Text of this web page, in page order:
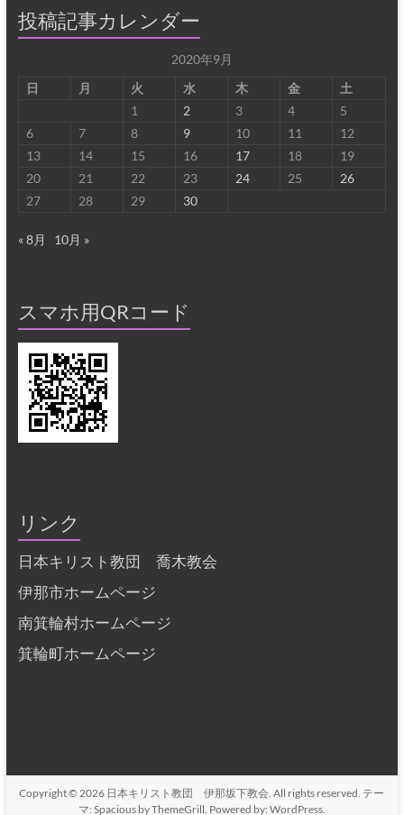
投稿記事カレンダー
2020年9月
日
月 火 水 木 金
土
1
2 3 4
5
6
7 8 9 10 11
12
13
14 15 16 17 18
19
20
21 22 23 24 25
26
27
28 29 30
« 8月 10月 »
スマホ用QRコード
リンク
日本キリスト教団 喬木教会
伊那市ホームページ
南箕輪村ホームページ
箕輪町ホームページ
Copyright © 2026 日本キリスト教団 伊那坂下教会. All rights reserved. テー
マ: Spaciousby ThemeGrill. Powered by: WordPress.